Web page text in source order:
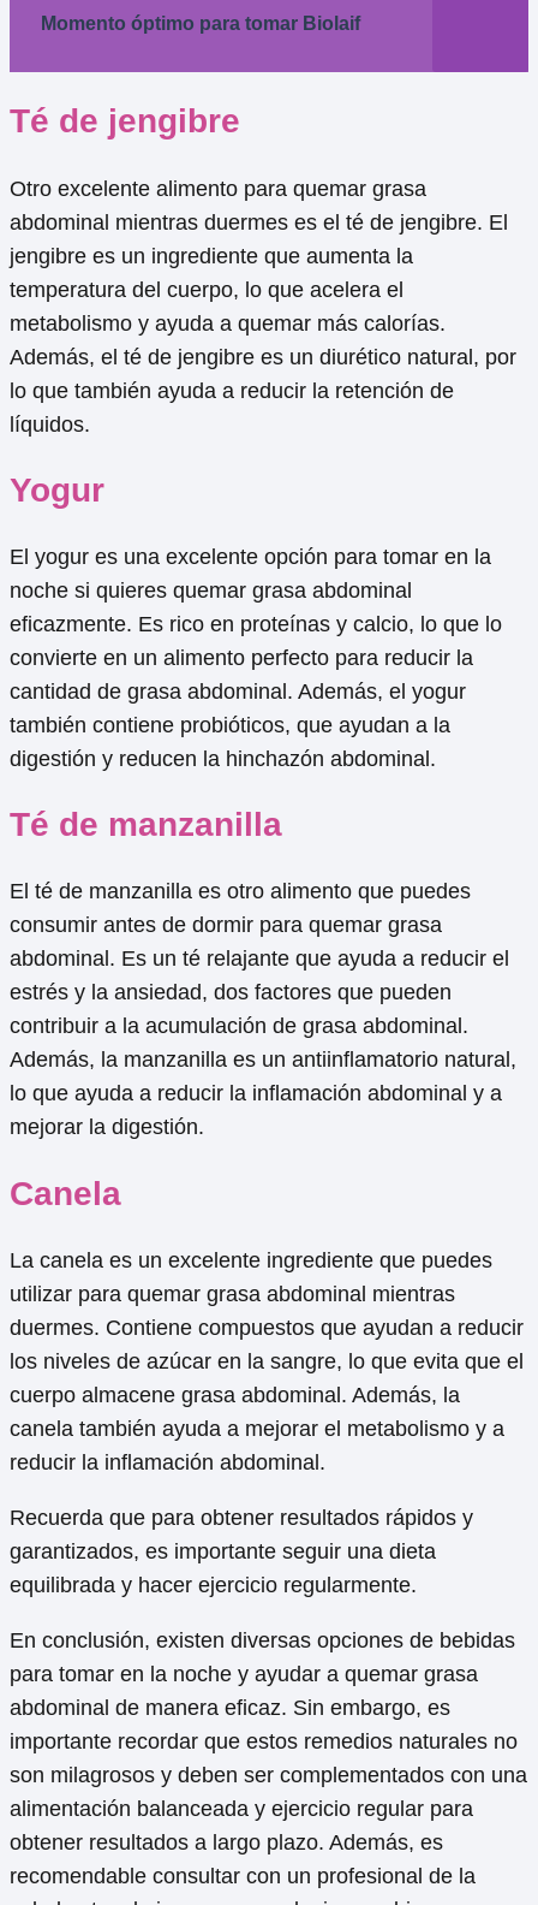
Momento óptimo para tomar Biolaif
Té de jengibre
Otro excelente alimento para quemar grasa
abdominal mientras duermes es el té de jengibre. El
jengibre es un ingrediente que aumenta la
temperatura del cuerpo, lo que acelera el
metabolismo y ayuda a quemar más calorías.
Además, el té de jengibre es un diurético natural, por
lo que también ayuda a reducir la retención de
líquidos.
Yogur
El yogur es una excelente opción para tomar en la
noche si quieres quemar grasa abdominal
eficazmente. Es rico en proteínas y calcio, lo que lo
convierte en un alimento perfecto para reducir la
cantidad de grasa abdominal. Además, el yogur
también contiene probióticos, que ayudan a la
digestión y reducen la hinchazón abdominal.
Té de manzanilla
El té de manzanilla es otro alimento que puedes
consumir antes de dormir para quemar grasa
abdominal. Es un té relajante que ayuda a reducir el
estrés y la ansiedad, dos factores que pueden
contribuir a la acumulación de grasa abdominal.
Además, la manzanilla es un antiinflamatorio natural,
lo que ayuda a reducir la inflamación abdominal y a
mejorar la digestión.
Canela
La canela es un excelente ingrediente que puedes
utilizar para quemar grasa abdominal mientras
duermes. Contiene compuestos que ayudan a reducir
los niveles de azúcar en la sangre, lo que evita que el
cuerpo almacene grasa abdominal. Además, la
canela también ayuda a mejorar el metabolismo y a
reducir la inflamación abdominal.
Recuerda que para obtener resultados rápidos y
garantizados, es importante seguir una dieta
equilibrada y hacer ejercicio regularmente.
En conclusión, existen diversas opciones de bebidas
para tomar en la noche y ayudar a quemar grasa
abdominal de manera eficaz. Sin embargo, es
importante recordar que estos remedios naturales no
son milagrosos y deben ser complementados con una
alimentación balanceada y ejercicio regular para
obtener resultados a largo plazo. Además, es
recomendable consultar con un profesional de la